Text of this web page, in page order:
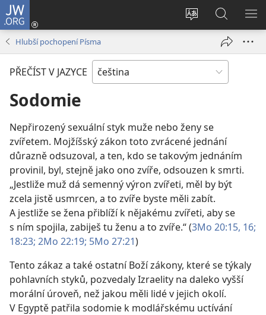
JW.ORG
Změnit
stránek
Přihlásit
se
okno)
Hledat
na
JW.ORG
Hlubší pochopení Písma
PŘEČÍST V JAZYCE
Sodomie
Nepřirozený sexuální styk muže nebo ženy se
zvířetem. Mojžíšský zákon toto zvrácené jednání
důrazně odsuzoval, a ten, kdo se takovým jednáním
provinil, byl, stejně jako ono zvíře, odsouzen k smrti.
„Jestliže muž dá semenný výron zvířeti, měl by být
zcela jistě usmrcen, a to zvíře byste měli zabít.
A jestliže se žena přiblíží k nějakému zvířeti, aby se
s ním spojila, zabiješ tu ženu a to zvíře.“ (3Mo 20:15, 16;
18:23; 2Mo 22:19; 5Mo 27:21)
Tento zákaz a také ostatní Boží zákony, které se týkaly
pohlavních styků, pozvedaly Izraelity na daleko vyšší
morální úroveň, než jakou měli lidé v jejich okolí.
V Egyptě patřila sodomie k modlářskému uctívání